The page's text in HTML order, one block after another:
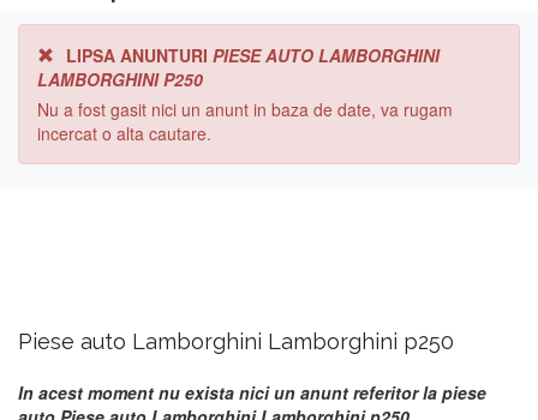
LIPSA ANUNTURI PIESE AUTO LAMBORGHINI
LAMBORGHINI P250
Nu a fost gasit nici un anunt in baza de date, va rugam
incercat o alta cautare.
Piese auto Lamborghini Lamborghini p250
In acest moment nu exista nici un anunt referitor la piese